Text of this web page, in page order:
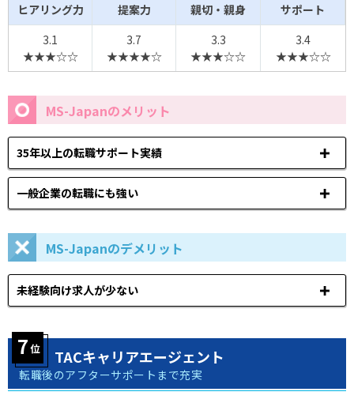
ヒアリング力
提案力 親切・親身
サポート
3.1
★★★☆☆
3.7
★★★★☆
3.3
★★★☆☆
3.4
★★★☆☆
MS-Japanのメリット
35年以上の転職サポート実績
一般企業の転職にも強い
MS-Japanのデメリット
未経験向け求人が少ない
TACキャリアエージェント
転職後のアフターサポートまで充実